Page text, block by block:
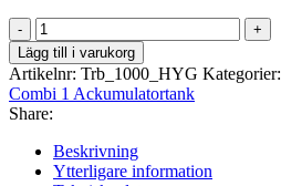
1000L
Ackumulatortank,
ECO
Combi
1
Laddotank
ErP
mängd
Lägg till i varukorg
Artikelnr: Trb_1000_HYG Kategorier:
Combi 1 Ackumulatortank
Share:
Beskrivning
Ytterligare information